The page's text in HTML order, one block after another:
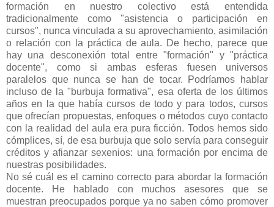
formación en nuestro colectivo está entendida
tradicionalmente como "asistencia o participación en
cursos", nunca vinculada a su aprovechamiento, asimilación
o relación con la práctica de aula. De hecho, parece que
hay una desconexión total entre "formación" y "práctica
docente", como si ambas esferas fuesen universos
paralelos que nunca se han de tocar. Podríamos hablar
incluso de la "burbuja formativa", esa oferta de los últimos
años en la que había cursos de todo y para todos, cursos
que ofrecían propuestas, enfoques o métodos cuyo contacto
con la realidad del aula era pura ficción. Todos hemos sido
cómplices, sí, de esa burbuja que solo servía para conseguir
créditos y afianzar sexenios: una formación por encima de
nuestras posibilidades.
No sé cuál es el camino correcto para abordar la formación
docente. He hablado con muchos asesores que se
muestran preocupados porque ya no saben cómo promover